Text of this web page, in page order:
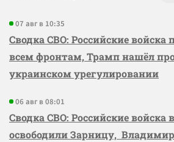
07 авг в 10:35
Сводка СВО: Российские войска
всем фронтам, Трамп нашёл
украинском урегулировании
06 авг в 08:01
Сводка СВО: Российские
освободили Зарницу,